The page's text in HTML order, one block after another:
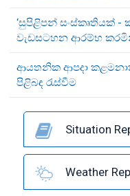
‘සුපිළිපන් සංස්කෘතියක් -
වැඩසටහන ආරම්භ
ආයතනික ආපදා
පිළිබඳ රැස්වීම
Situation
Weather